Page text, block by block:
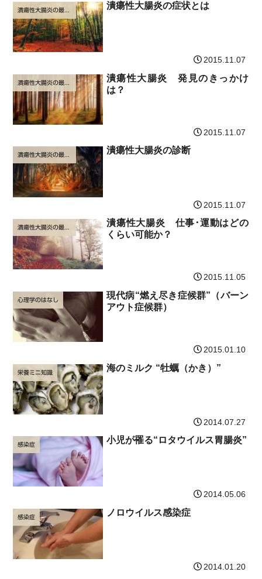
潰瘍性大腸炎の最新治療 潰瘍性大腸炎の症状とは
2015.11.07
潰瘍性大腸炎 発見のきっかけ
は？
2015.11.07
潰瘍性大腸炎の最新治療 潰瘍性大腸炎の診断
2015.11.07
潰瘍性大腸炎の最新治療
潰瘍性大腸炎 仕事･運動はどの
くらい可能か？
2015.11.05
心理学のはなし
現代病“燃え尽き症候群”（バーン
アウト症候群）
2015.01.10
栄養ミニ知識 海のミルク “牡蠣（かき）”
2014.07.27
感染症 小児が罹る“ロタウイルス胃腸炎”
2014.05.06
感染症 ノロウイルス感染症
2014.01.20